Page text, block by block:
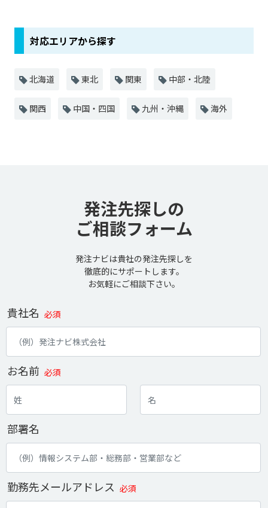
対応エリアから探す
北海道 東北 関東 中部・北陸
関西 中国・四国 九州・沖縄 海外
発注先探しの
ご相談フォーム
発注ナビは貴社の発注先探しを
徹底的にサポートします。
お気軽にご相談下さい。
貴社名 必須
お名前 必須
部署名
勤務先メールアドレス 必須